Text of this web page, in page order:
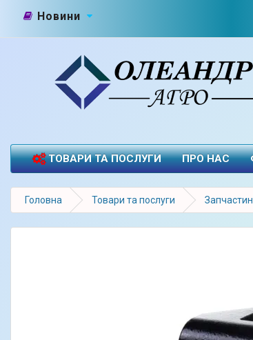
Новини
ТОВАРИ ТА ПОСЛУГИ ПРО НАС
Головна Товари та послуги